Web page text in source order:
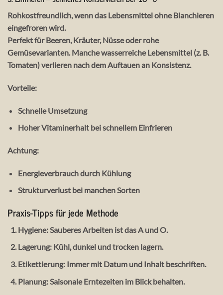
Rohkostfreundlich, wenn das Lebensmittelohne Blanchieren
eingefroren wird.
Perfekt fürBeeren, Kräuter, Nüsse oder rohe
Gemüsevarianten. Manche wasserreiche Lebensmittel (z. B.
Tomaten) verlieren nach dem Auftauen an Konsistenz.
Vorteile:
Schnelle Umsetzung
Hoher Vitaminerhalt bei schnellem Einfrieren
Achtung:
Energieverbrauch durch Kühlung
Strukturverlust bei manchen Sorten
Praxis-Tipps für jede Methode
Hygiene: Sauberes Arbeiten ist das A und O.
Lagerung: Kühl, dunkel und trocken lagern.
Etikettierung: Immer mit Datum und Inhalt beschriften.
Planung: Saisonale Erntezeiten im Blick behalten.